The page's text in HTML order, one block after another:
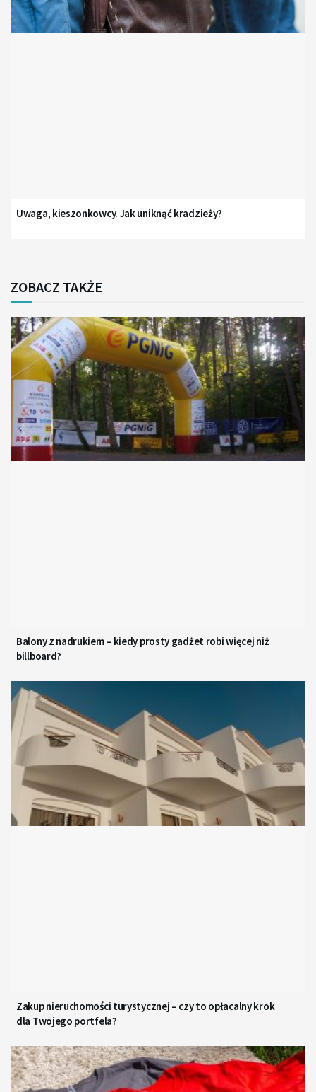
Uwaga, kieszonkowcy. Jak uniknąć kradzieży?
ZOBACZ TAKŻE
Balony z nadrukiem – kiedy prosty gadżet robi więcej niż
billboard?
Zakup nieruchomości turystycznej – czy to opłacalny krok
dla Twojego portfela?